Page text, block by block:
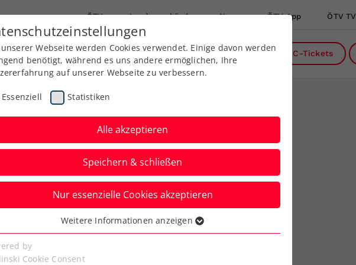
ÖTV Landesverbände News ÖTV App ÖTV TV
Ausbildung Services Über uns DC-Tickets
Hauptbewerb startet
Carballes Baena
Webseite werden Cookies verwendet. Einige davon werden
benötigt, während es uns andere ermöglichen, Ihre
auf unserer Webseite zu verbessern.
Essenziell Statistiken
Alle akzeptieren
Speichern & schließen
Nur essenzielle Cookies akzeptieren
Cookies werden für grundlegende Funktionen der
benötigt. Dadurch ist gewährleistet, dass die Webseite
Weitere Informationen anzeigen
by
Cookie Consent